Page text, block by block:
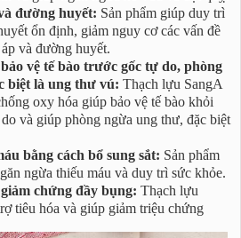
đường huyết: Sản phẩm giúp duy trì
ổn định, giảm nguy cơ các vấn đề
và đường huyết.
vệ tế bào trước gốc tự do, phòng
biệt là ung thư vú: Thạch lựu SangA
oxy hóa giúp bảo vệ tế bào khỏi
và giúp phòng ngừa ung thư, đặc biệt
bằng cách bổ sung sắt: Sản phẩm
ngừa thiếu máu và duy trì sức khỏe.
chứng đầy bụng: Thạch lựu
tiêu hóa và giúp giảm triệu chứng